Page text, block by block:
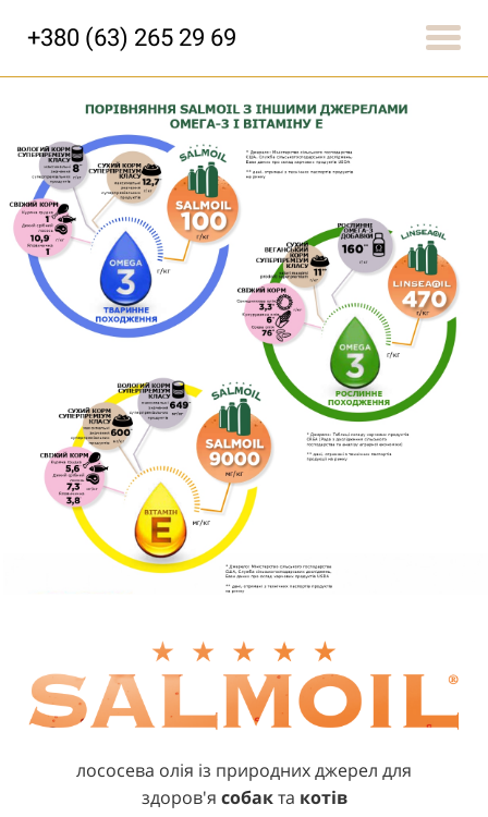
+380 (63) 265 29 69
лососева олія із природних джерел для
здоров'я собакта котів